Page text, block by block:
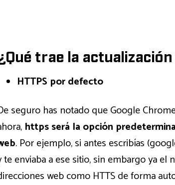
trae la
HTTPS por defecto
seguro has notado que Google
https será la opción
. Por ejemplo, si antes escribías
te enviaba a ese sitio, sin embargo ya
web como HTTS de forma